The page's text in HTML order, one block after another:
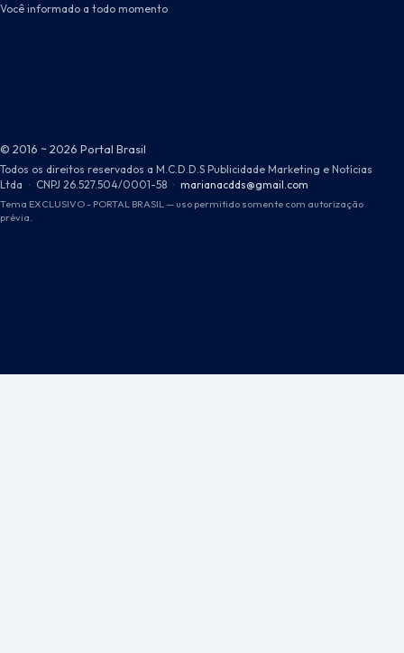
Você informado a todo momento
© 2016 ~ 2026 Portal Brasil
Todos os direitos reservados a M.C.D.D.S Publicidade Marketing e Notícias
Ltda · CNPJ 26.527.504/0001-58 · marianacdds@gmail.com
Tema EXCLUSIVO - PORTAL BRASIL — uso permitido somente com autorização
prévia.